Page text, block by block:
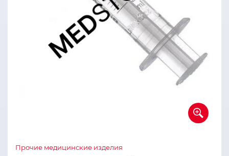
Прочие медицинские изделия